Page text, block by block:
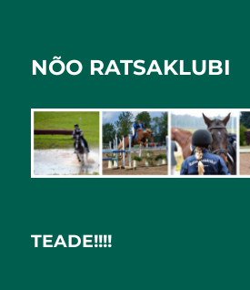
NÕO RATSAKLUBI
TEADE!!!!